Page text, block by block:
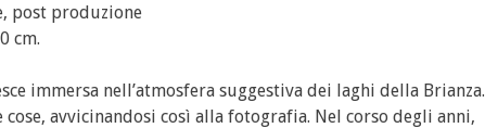
post produzione
cm.
immersa nell’atmosfera suggestiva dei laghi della Brianza.
avvicinandosi così alla fotografia. Nel corso degli anni,